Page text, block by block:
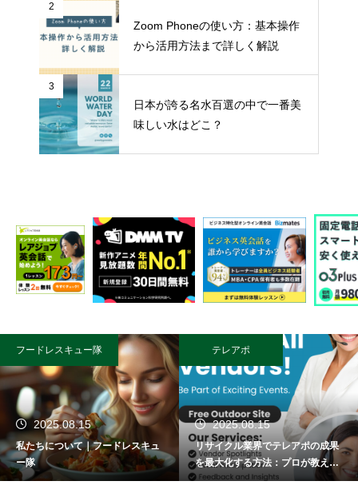
2
Zoom Phoneの使い方：基本操作
から活用方法まで詳しく解説
3
日本が誇る名水百選の中で一番美
味しい水はどこ？
フードレスキュー隊
2025.08.15
私たちについて｜フードレスキュ
ー隊
テレアポ
2025.08.15
リサイクル業界でテレアポの成果
を最大化する方法：プロが教える
成功術